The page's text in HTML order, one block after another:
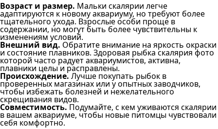
Возраст и размер. Мальки скалярии легче
адаптируются к новому аквариуму, но требуют более
тщательного ухода. Взрослые особи проще в
содержании, но могут быть более чувствительны к
изменениям условий.
Внешний вид. Обратите внимание на яркость окраски
и состояние плавников. Здоровая рыбка скалярия фото
которой часто радует аквариумистов, активна,
плавники целы и расправлены.
Происхождение. Лучше покупать рыбок в
проверенных магазинах или у опытных заводчиков,
чтобы избежать болезней и нежелательного
скрещивания видов.
Совместимость.Подумайте, с кем уживаются скалярии
в вашем аквариуме, чтобы новые питомцы чувствовали
себя комфортно.